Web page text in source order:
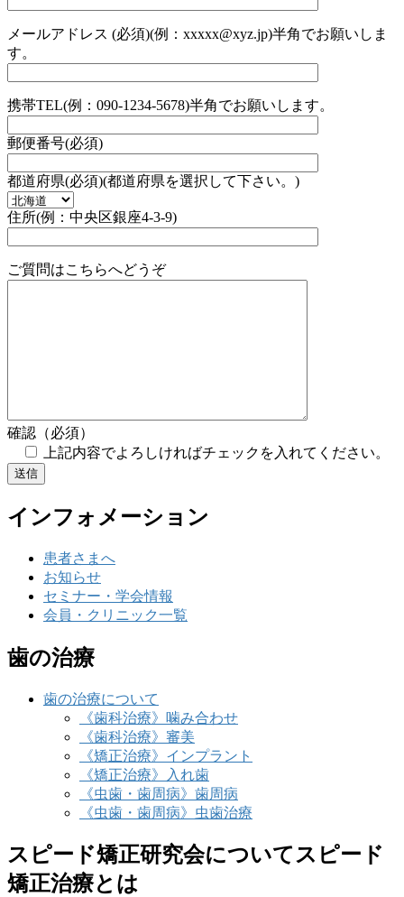
メールアドレス (必須)(例：xxxxx@xyz.jp)半角でお願いしま
す。
携帯TEL(例：090-1234-5678)半角でお願いします。
郵便番号(必須)
都道府県(必須)(都道府県を選択して下さい。)
住所(例：中央区銀座4-3-9)
ご質問はこちらへどうぞ
確認（必須）
上記内容でよろしければチェックを入れてください。
インフォメーション
患者さまへ
お知らせ
セミナー・学会情報
会員・クリニック一覧
歯の治療
歯の治療について
《歯科治療》噛み合わせ
《歯科治療》審美
《矯正治療》インプラント
《矯正治療》入れ歯
《虫歯・歯周病》歯周病
《虫歯・歯周病》虫歯治療
スピード矯正研究会についてスピード
矯正治療とは